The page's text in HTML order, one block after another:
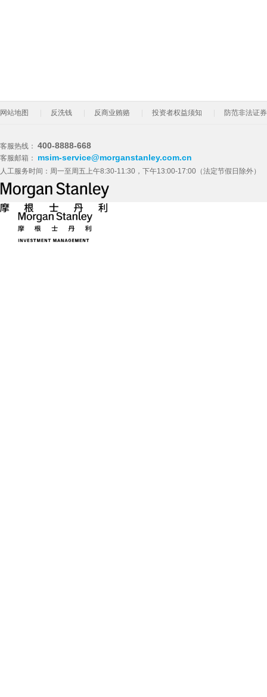
网站地图 反洗钱 反商业贿赂 投资者权益须知 防范非法证
客服热线： 400-8888-668
客服邮箱： msim-service@morganstanley.com.cn
人工服务时间：周一至周五上午8:30-11:30，下午13:00-17:00（法定节假日除外）